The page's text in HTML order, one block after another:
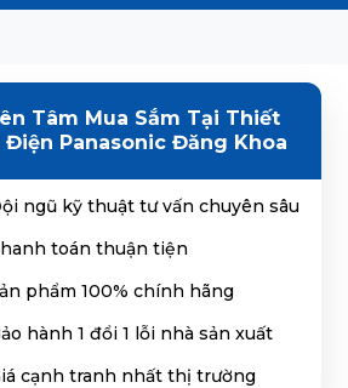
Tâm Mua Sắm Tại Thiết
Điện Panasonic Đăng Khoa
ngũ kỹ thuật tư vấn chuyên sâu
toán thuận tiện
phẩm 100% chính hãng
hành 1 đổi 1 lỗi nhà sản xuất
cạnh tranh nhất thị trường